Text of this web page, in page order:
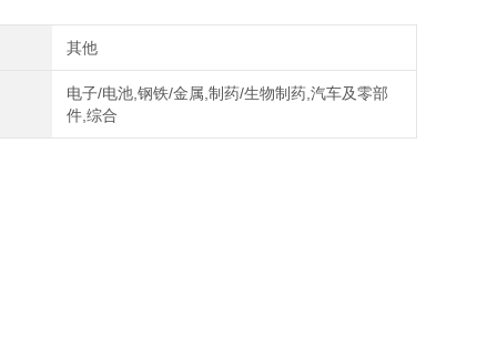
其他
电子/电池,钢铁/金属,制药/生物制药,汽车及零部
件,综合